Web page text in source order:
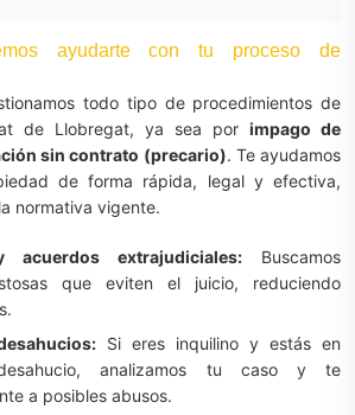
ayudarte con tu proceso de
todo tipo de procedimientos de
de Llobregat, ya sea por impago de
sin contrato (precario). Te ayudamos
de forma rápida, legal y efectiva,
normativa vigente.
acuerdos extrajudiciales: Buscamos
que eviten el juicio, reduciendo
Si eres inquilino y estás en
analizamos tu caso y te
a posibles abusos.